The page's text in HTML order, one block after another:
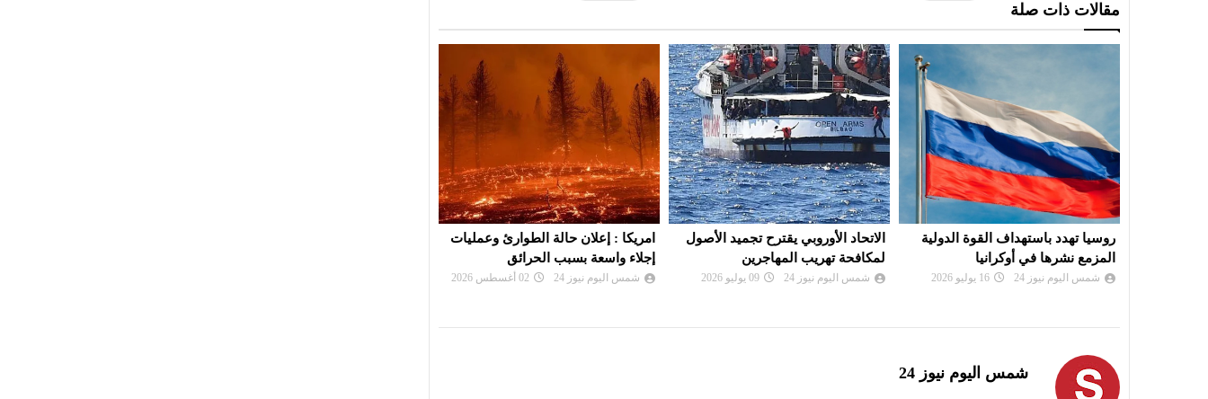
مقالات ذات صلة
الاتحاد الأوروبي يقترح تجميد الأصول
لمكافحة تهريب المهاجرين
شمس اليوم نيوز 24 09 يوليو 2026
امريكا : إعلان حالة الطوارئ وعمليات
إجلاء واسعة بسبب الحرائق
شمس اليوم نيوز 24 02 أغسطس 2026
روسيا تهدد باستهداف القوة الدولية
المزمع نشرها في أوكرانيا
شمس اليوم نيوز 24 16 يوليو 2026
شمس اليوم نيوز 24